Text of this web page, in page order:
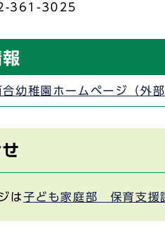
361-3025
幼稚園ホームページ（外部
は子ども家庭部 保育支援